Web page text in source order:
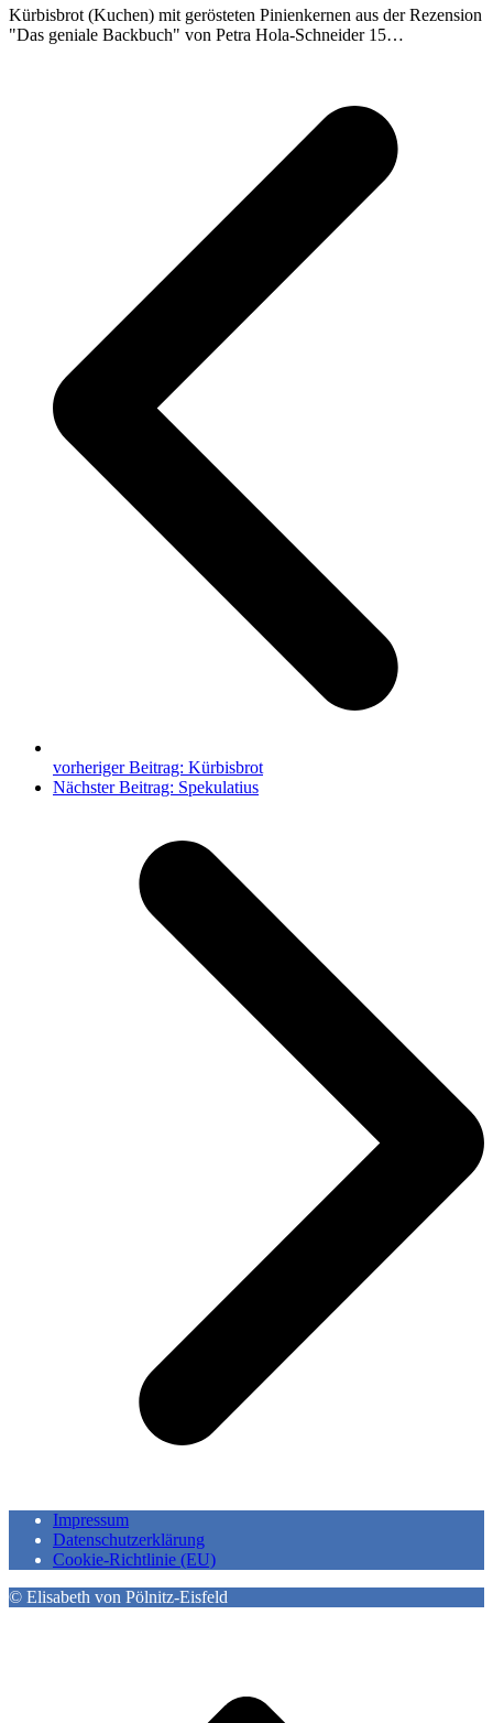
Kürbisbrot (Kuchen) mit gerösteten Pinienkernen aus der Rezension
"Das geniale Backbuch" von Petra Hola-Schneider 15…
vorheriger Beitrag: Kürbisbrot
Nächster Beitrag: Spekulatius
Impressum
Datenschutzerklärung
Cookie-Richtlinie (EU)
© Elisabeth von Pölnitz-Eisfeld